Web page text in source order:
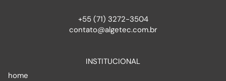
+55 (71) 3272-3504
contato@algetec.com.br
INSTITUCIONAL
home